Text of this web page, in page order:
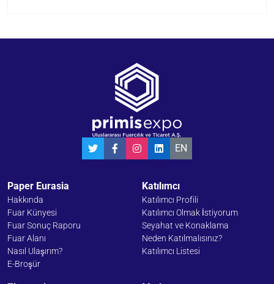
EN
Paper Eurasia
Hakkında
Fuar Künyesi
Fuar Sonuç Raporu
Fuar Alanı
Nasıl Ulaşırım?
E-Broşür
Katılımcı
Katılımcı Profili
Katılımcı Olmak İstiyorum
Seyahat ve Konaklama
Neden Katılmalısınız?
Katılımcı Listesi